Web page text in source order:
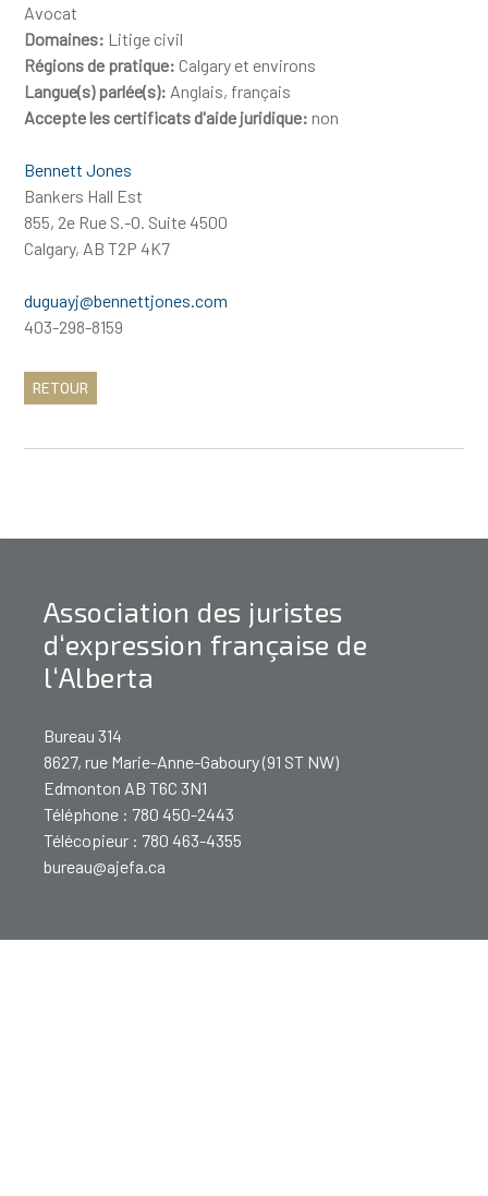
Avocat
Domaines: Litige civil
Régions de pratique: Calgary et environs
Langue(s) parlée(s): Anglais, français
Accepte les certificats d'aide juridique: non
Bennett Jones
Bankers Hall Est
855, 2e Rue S.-O. Suite 4500
Calgary, AB T2P 4K7
duguayj@bennettjones.com
403-298-8159
RETOUR
Association des juristes
d‘expression française de
l‘Alberta
Bureau 314
8627, rue Marie-Anne-Gaboury (91 ST NW)
Edmonton AB T6C 3N1
Téléphone : 780 450-2443
Télécopieur : 780 463-4355
bureau@ajefa.ca